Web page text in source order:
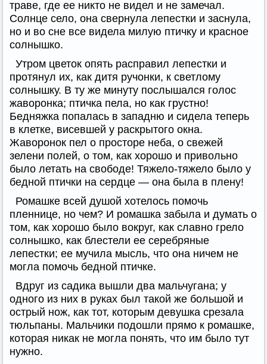
траве, где ее никто не видел и не замечал.
Солнце село, она свернула лепестки и заснула,
но и во сне все видела милую птичку и красное
солнышко.
Утром цветок опять расправил лепестки и
протянул их, как дитя ручонки, к светлому
солнышку. В ту же минуту послышался голос
жаворонка; птичка пела, но как грустно!
Бедняжка попалась в западню и сидела теперь
в клетке, висевшей у раскрытого окна.
Жаворонок пел о просторе неба, о свежей
зелени полей, о том, как хорошо и привольно
было летать на свободе! Тяжело-тяжело было у
бедной птички на сердце — она была в плену!
Ромашке всей душой хотелось помочь
пленнице, но чем? И ромашка забыла и думать о
том, как хорошо было вокруг, как славно грело
солнышко, как блестели ее серебряные
лепестки; ее мучила мысль, что она ничем не
могла помочь бедной птичке.
Вдруг из садика вышли два мальчугана; у
одного из них в руках был такой же большой и
острый нож, как тот, которым девушка срезала
тюльпаны. Мальчики подошли прямо к ромашке,
которая никак не могла понять, что им было тут
нужно.